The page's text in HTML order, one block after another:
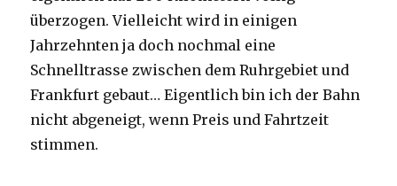
überzogen. Vielleicht wird in einigen
Jahrzehnten ja doch nochmal eine
Schnelltrasse zwischen dem Ruhrgebiet und
Frankfurt gebaut… Eigentlich bin ich der Bahn
nicht abgeneigt, wenn Preis und Fahrtzeit
stimmen.